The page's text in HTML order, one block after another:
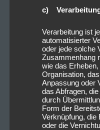
c)
Verarbeitung ist
automatisierter
oder jede solche
Zusammenhang
wie das
Organisation,
Anpassung oder
das Abfragen,
durch
Form der
Verknüpfung, die
oder die